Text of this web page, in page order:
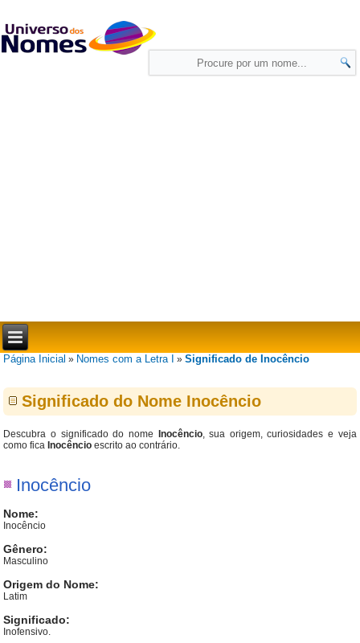
Página Inicial » Nomes com a Letra I »Significado de Inocêncio
Significado do Nome Inocêncio
Descubra o significado do nome Inocêncio, sua origem, curiosidades e veja
como fica Inocêncio escrito ao contrário.
Inocêncio
Nome:
Inocêncio
Gênero:
Masculino
Origem do Nome:
Latim
Significado:
Inofensivo.